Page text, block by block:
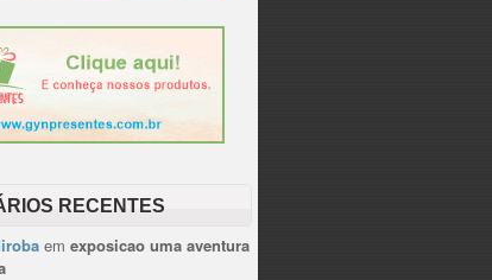
RECENTES
em exposicao uma aventura